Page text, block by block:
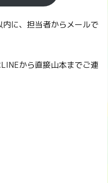
に、担当者からメールで
から直接山本までご連